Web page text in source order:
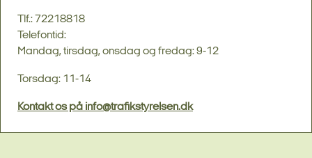
Tlf.: 72218818
Telefontid:
Mandag, tirsdag, onsdag og fredag: 9-12
Torsdag: 11-14
Kontakt os på info@trafikstyrelsen.dk